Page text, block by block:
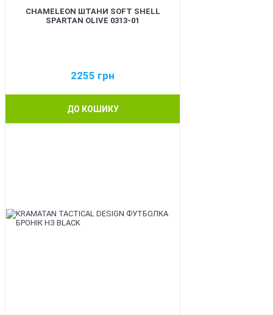
CHAMELEON ШТАНИ SOFT SHELL
SPARTAN OLIVE 0313-01
2255 грн
ДО КОШИКУ